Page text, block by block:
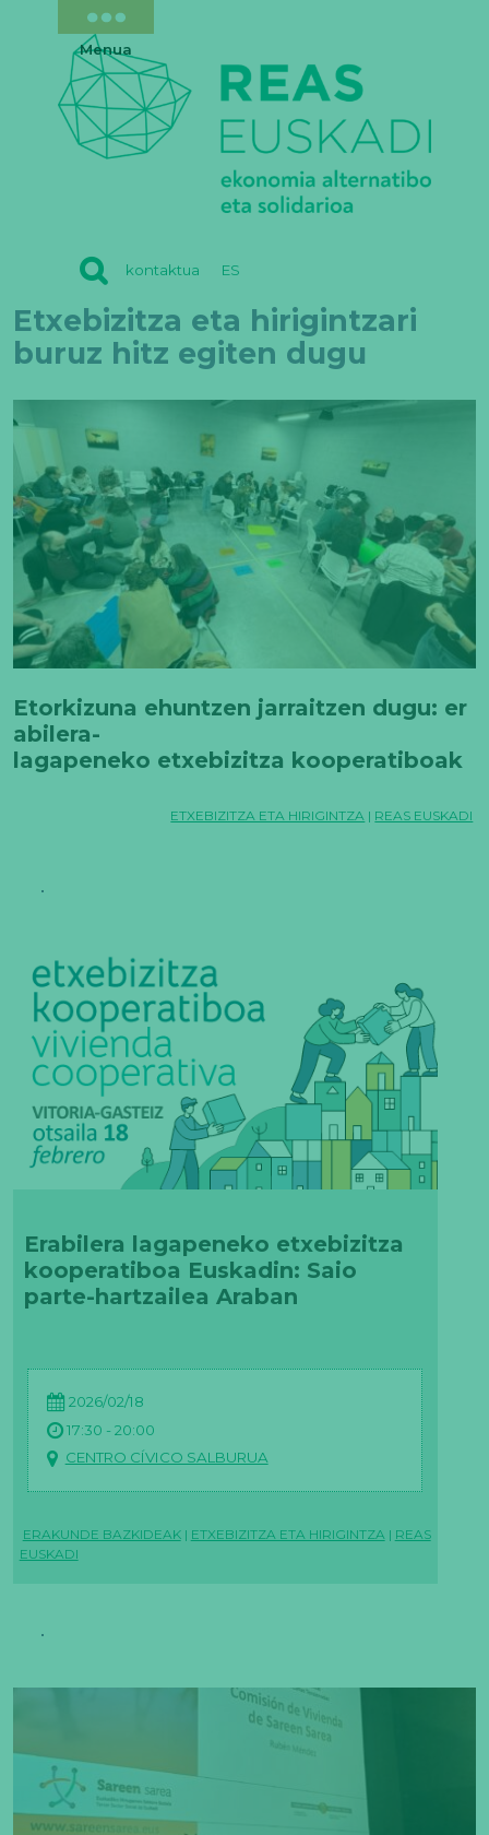
kontaktua ES
Menua
Etxebizitza eta hirigintzari
buruz hitz egiten dugu
Etorkizuna ehuntzen jarraitzen dugu: er
abilera-
lagapeneko etxebizitza kooperatiboak
ETXEBIZITZA ETA HIRIGINTZA | REAS EUSKADI
Erabilera lagapeneko etxebizitza
kooperatiboa Euskadin: Saio
parte-hartzailea Araban
2026/02/18
17:30 - 20:00
CENTRO CÍVICO SALBURUA
ERAKUNDE BAZKIDEAK | ETXEBIZITZA ETA HIRIGINTZA | REAS
EUSKADI